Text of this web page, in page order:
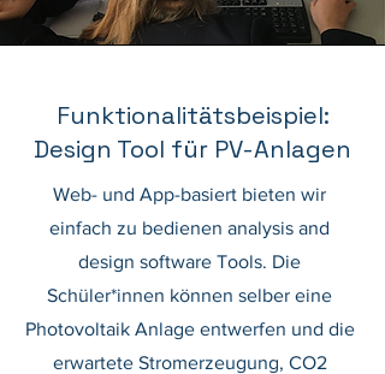
Funktionalitätsbeispiel:
Design Tool für PV-Anlagen
Web- und App-basiert bieten wir
einfach zu bedienen analysis and
design software Tools. Die
Schüler*innen können selber eine
Photovoltaik Anlage entwerfen und die
erwartete Stromerzeugung, CO2